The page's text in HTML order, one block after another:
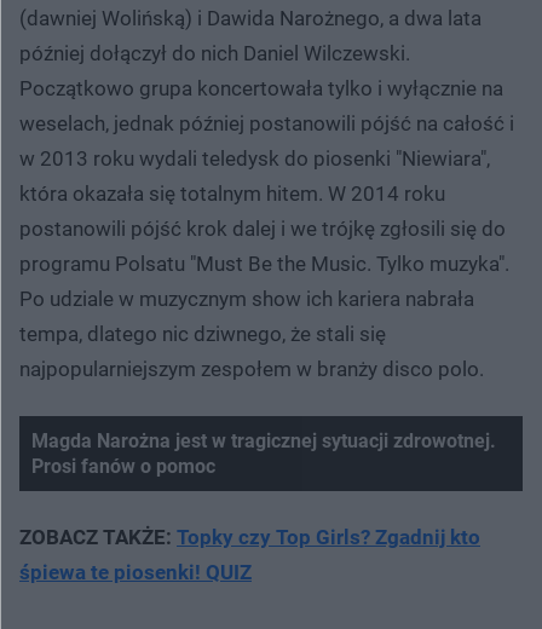
(dawniej Wolińską) i Dawida Narożnego, a dwa lata
później dołączył do nich Daniel Wilczewski.
Początkowo grupa koncertowała tylko i wyłącznie na
weselach, jednak później postanowili pójść na całość i
w 2013 roku wydali teledysk do piosenki "Niewiara",
która okazała się totalnym hitem. W 2014 roku
postanowili pójść krok dalej i we trójkę zgłosili się do
programu Polsatu "Must Be the Music. Tylko muzyka".
Po udziale w muzycznym show ich kariera nabrała
tempa, dlatego nic dziwnego, że stali się
najpopularniejszym zespołem w branży disco polo.
Magda Narożna jest w tragicznej sytuacji zdrowotnej.
Prosi fanów o pomoc
Spróbuj ponownie
ZOBACZ TAKŻE: Topky czy Top Girls? Zgadnij kto
śpiewa te piosenki! QUIZ